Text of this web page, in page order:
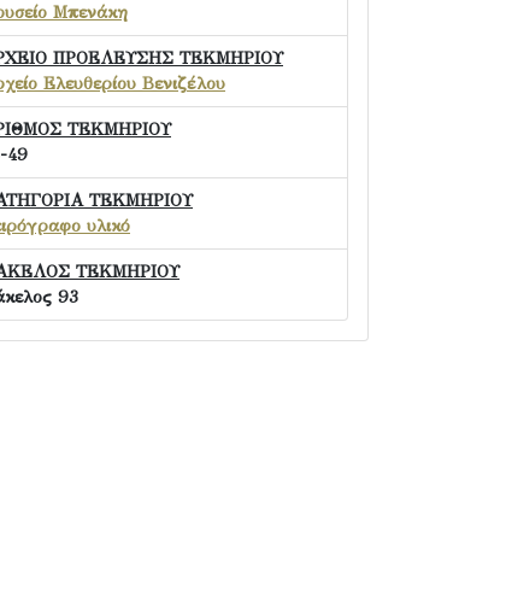
Μπενάκη
ΠΡΟΕΛΕΥΣΗΣ ΤΕΚΜΗΡΙΟΥ
Ελευθερίου Βενιζέλου
ΤΕΚΜΗΡΙΟΥ
49
ΤΕΚΜΗΡΙΟΥ
υλικό
ΤΕΚΜΗΡΙΟΥ
93